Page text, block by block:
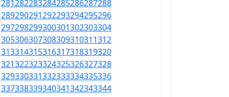
281282283284285286287288
289290291292293294295296
297298299300301302303304
305306307308309310311312
313314315316317318319320
321322323324325326327328
329330331332333334335336
337338339340341342343344